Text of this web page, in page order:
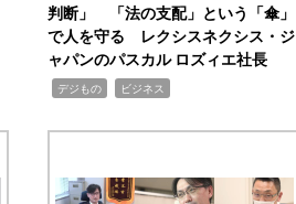
判断」 「法の支配」という「傘」
で人を守る レクシスネクシス・ジ
ャパンのパスカル ロズィエ社長
デジもの ビジネス